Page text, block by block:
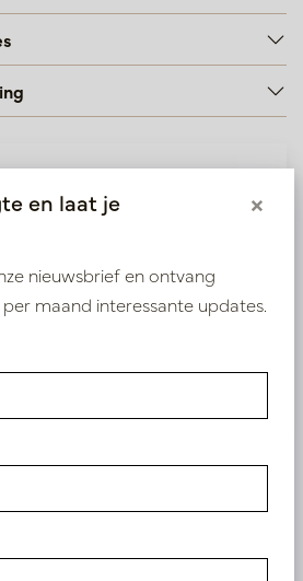
om direct toegang te
klant? Log hier in
hier
en laat je
×
nieuwsbrief en ontvang
maand interessante updates.